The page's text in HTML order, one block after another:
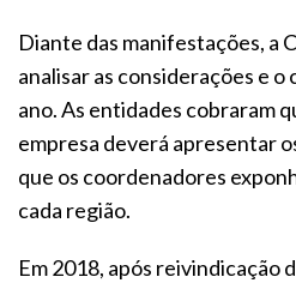
Diante das manifestações, a
analisar as considerações e
ano. As entidades cobraram
empresa deverá apresentar
que os coordenadores
cada região.
Em 2018, após reivindicação